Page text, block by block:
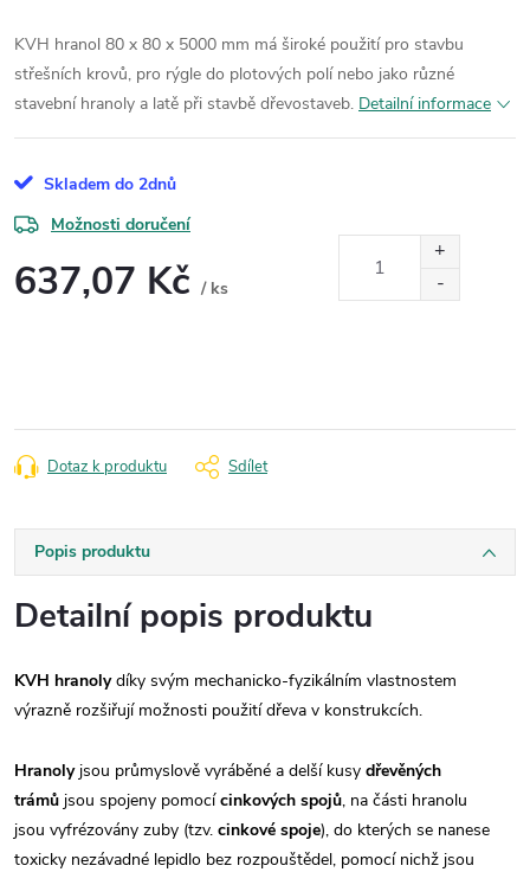
KVH hranol 80 x 80 x 5000 mm má široké použití pro stavbu
střešních krovů, pro rýgle do plotových polí nebo jako různé
stavební hranoly a latě při stavbě dřevostaveb. Detailní informace
Skladem do 2dnů
Možnosti doručení
637,07 Kč / ks
Dotaz k produktu Sdílet
Popis produktu
Detailní popis produktu
KVH hranolydíky svým mechanicko-fyzikálním vlastnostem
výrazně rozšiřují možnosti použití dřeva v konstrukcích.
Hranolyjsou průmyslově vyráběné a delší kusy dřevěných
trámů jsou spojeny pomocícinkových spojů, na části hranolu
jsou vyfrézovány zuby (tzv. cinkové spoje), do kterých se nanese
toxicky nezávadné lepidlo bez rozpouštědel, pomocí nichž jsou